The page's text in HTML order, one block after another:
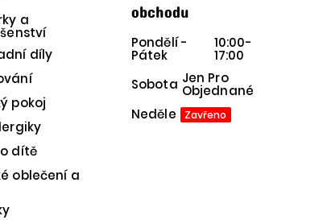
a
díly
pokoj
dítě
oblečení a
obchodu
Pondělí -
Pátek
10:00-
17:00
Sobota Jen Pro
Objednané
Neděle
Zavřeno